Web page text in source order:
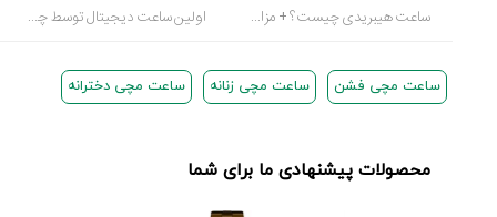
ساعت هیبریدی چیست؟ + مزایا و معایب اولین ساعت دیجیتال توسط چه برندی ساخته شد؟
ساعت مچی فشن ساعت مچی زنانه ساعت مچی دخترانه
محصولات پیشنهادی ما برای شما